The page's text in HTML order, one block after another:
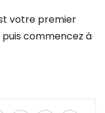
votre premier
commencez à